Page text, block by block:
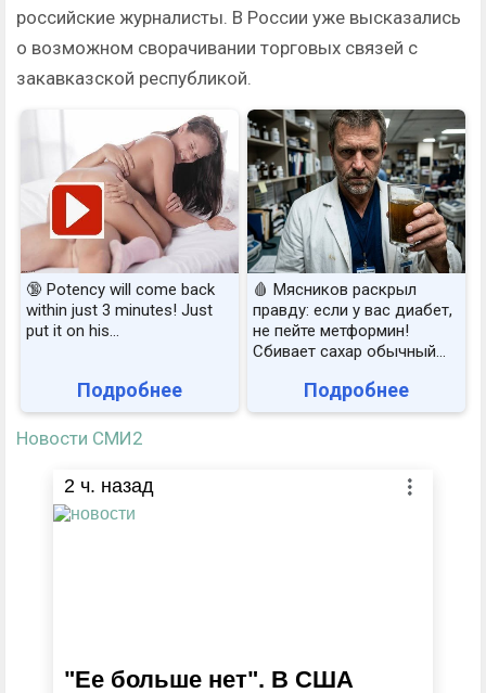
российские журналисты. В России уже высказались
о возможном сворачивании торговых связей с
закавказской республикой.
🔞 Potency will come back
within just 3 minutes! Just
put it on his…
Подробнее
🩸 Мясников раскрыл
правду: если у вас диабет,
не пейте метформин!
Сбивает сахар обычный...
Подробнее
Новости СМИ2
2 ч. назад
"Ее больше нет". В США